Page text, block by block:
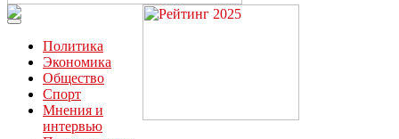
Читайте последние новости дня в Тульской области на сайте
“ЗаНовомосковск”
Политика
Экономика
Общество
Спорт
Мнения и
интервью